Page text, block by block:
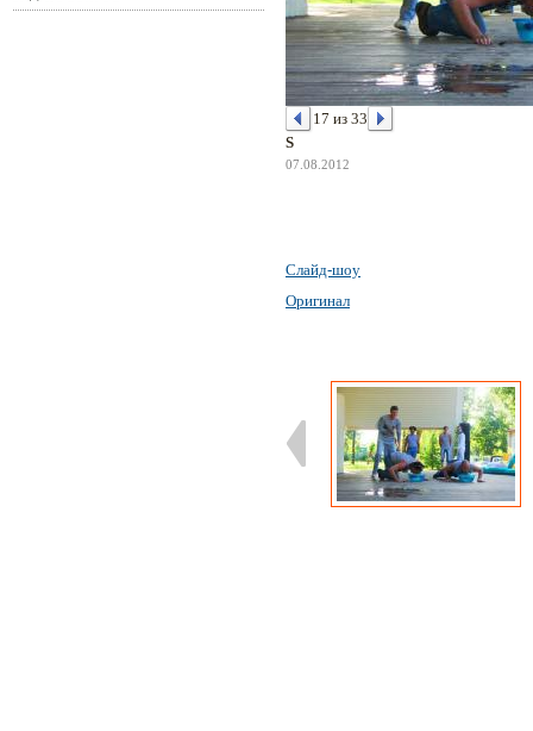
17 из 33
S
07.08.2012
Слайд-шоу
Оригинал